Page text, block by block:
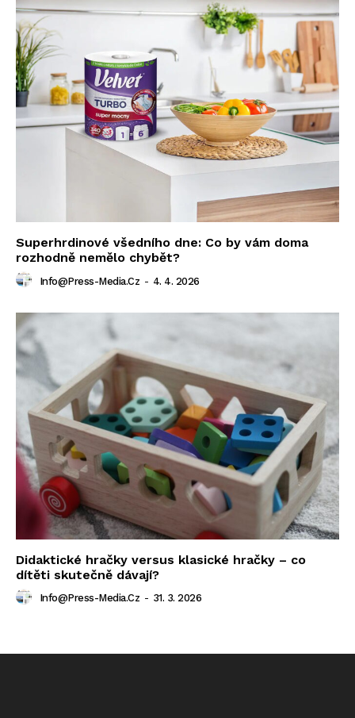
Superhrdinové všedního dne: Co by vám doma
rozhodně nemělo chybět?
Info@press-Media.cz - 4. 4. 2026
Didaktické hračky versus klasické hračky – co
dítěti skutečně dávají?
Info@press-Media.cz - 31. 3. 2026